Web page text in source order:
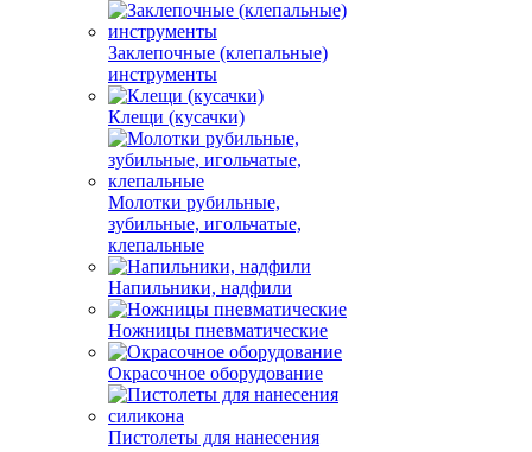
Заклепочные (клепальные)
инструменты
Клещи (кусачки)
Молотки рубильные,
зубильные, игольчатые,
клепальные
Напильники, надфили
Ножницы пневматические
Окрасочное оборудование
Пистолеты для нанесения